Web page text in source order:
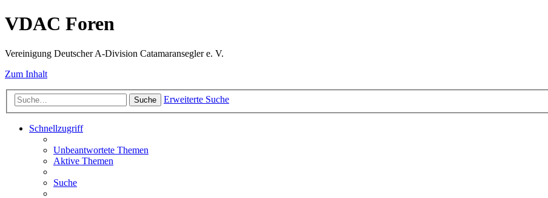
VDAC Foren
Vereinigung Deutscher A-Division Catamaransegler e. V.
Zum Inhalt
Suche Erweiterte Suche
Schnellzugriff
Unbeantwortete Themen
Aktive Themen
Suche